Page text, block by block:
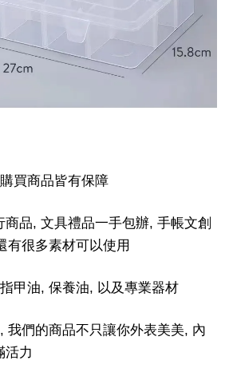
買商品皆有保障
品, 文具禮品一手包辦, 手帳文創
有很多素材可以使用
甲油, 保養油, 以及專業器材
我們的商品不只讓你外表美美, 內
活力